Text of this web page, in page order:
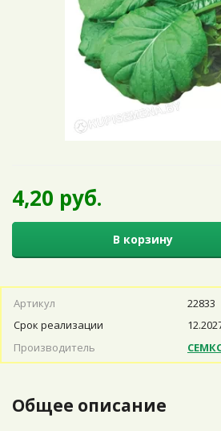
4,20 руб.
В корзину
Артикул
22833
Срок реализации
Производитель
Общее описание